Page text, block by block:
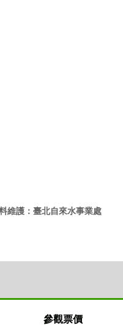
維護：臺北自來水事業處
參觀票價